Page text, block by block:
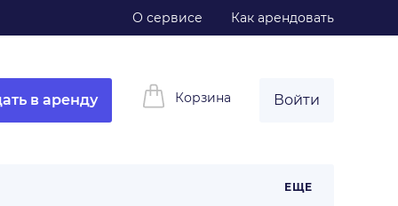
О сервисе Как арендовать
в аренду Корзина Войти
ЕЩЕ